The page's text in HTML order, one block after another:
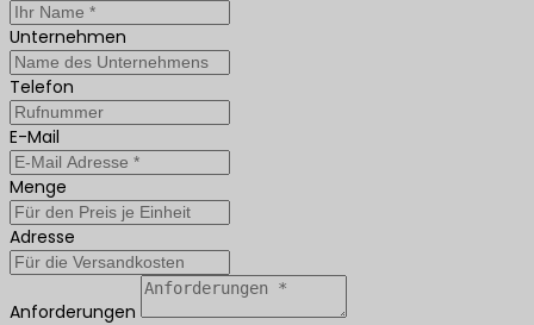
Unternehmen
Telefon
E-Mail
Menge
Adresse
Anforderungen